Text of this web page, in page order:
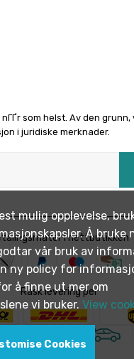
som helst. Av den
i juridiske merknader.
i nettbutikken
Rask levering per
mulig opplevelse,
Å bruke
vår bruk av
ny policy for
å finne ut mer om
vi bruker. View
Cookies